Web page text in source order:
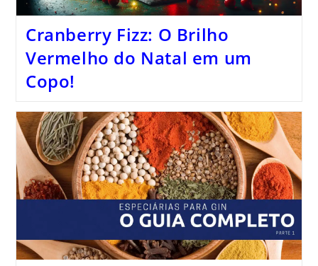
Cranberry Fizz: O Brilho
Vermelho do Natal em um
Copo!